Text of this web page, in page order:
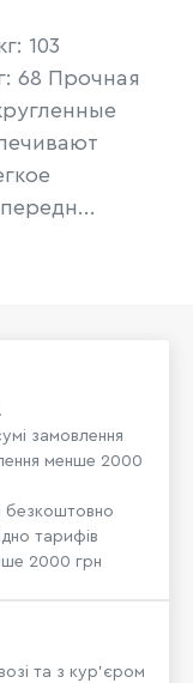
103
68 Прочная
замовлення
менше 2000
безкоштовно
тарифів
2000 грн
та з кур’єром